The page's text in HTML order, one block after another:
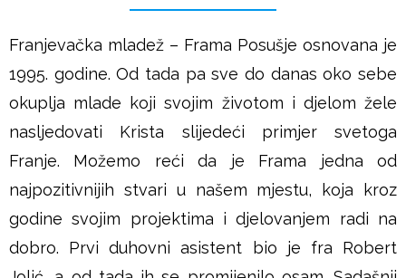
Franjevačka mladež – Frama Posušje osnovana je
1995. godine. Od tada pa sve do danas oko sebe
okuplja mlade koji svojim životom i djelom žele
nasljedovati Krista slijedeći primjer svetoga
Franje. Možemo reći da je Frama jedna od
najpozitivnijih stvari u našem mjestu, koja kroz
godine svojim projektima i djelovanjem radi na
dobro. Prvi duhovni asistent bio je fra Robert